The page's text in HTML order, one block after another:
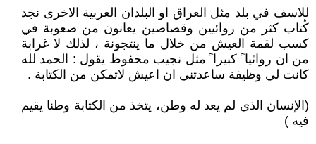
للاسف في بلد مثل العراق او البلدان العربية الاخرى نجد
كُتاب كثر من روائيين وقصاصين يعانون من صعوبة في
كسب لقمة العيش من خلال ما ينتجونة ، لذلك لا غرابة
من ان روائيا ً كبيرا ً مثل نجيب محفوظ يقول : الحمد لله
كانت لي وظيفة ساعدتني ان اعيش لاتمكن من الكتابة .
(الإنسان الذي لم يعد له وطن، يتخذ من الكتابة وطنا يقيم
فيه )